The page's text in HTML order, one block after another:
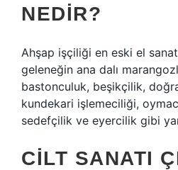
NEDIR?
Ahşap işçiliği en eski el
geleneğin ana dalı
bastonculuk, beşikçilik,
kundekari işlemeciliği,
sedefçilik ve eyercilik gibi
CILT SANATI